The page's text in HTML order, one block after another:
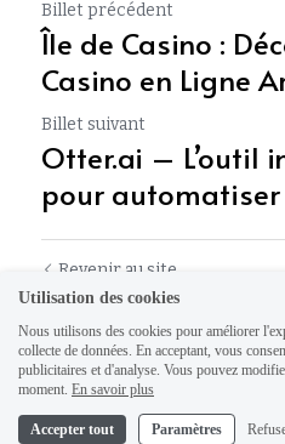
Billet précédent
Île de Casino :
Casino en Ligne
Billet suivant
Otter.ai – L’outil
pour automatiser
Revenir au site
Utilisation des cookies
Nous utilisons des cookies pour améliorer
collecte de données. En acceptant, vous
publicitaires et d'analyse. Vous pouvez
moment. En savoir plus
Accepter tout Paramètres